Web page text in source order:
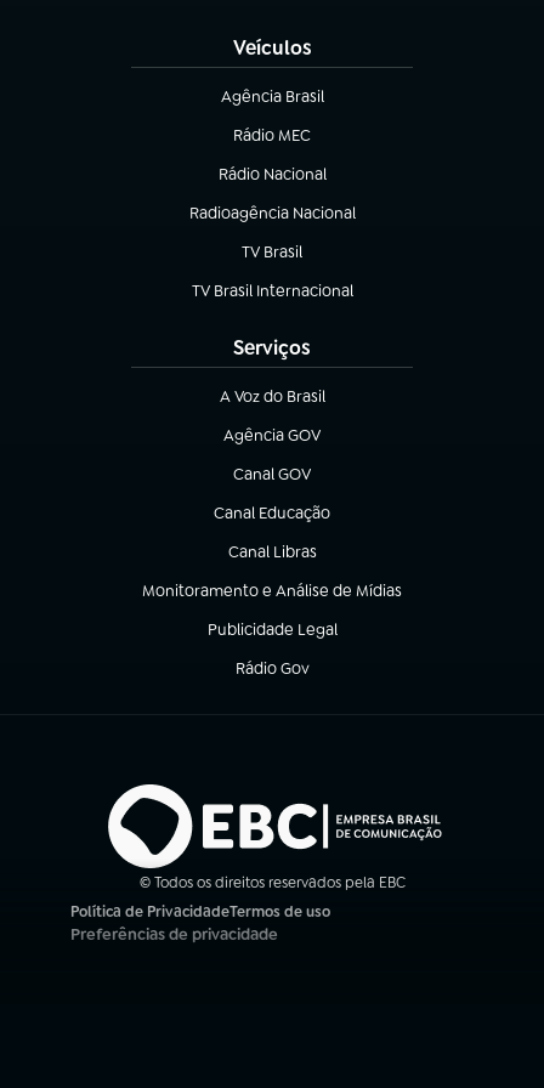
Veículos
Agência Brasil
(abre em nova aba)
Rádio MEC
Rádio Nacional
(abre em nova aba)
Radioagência Nacional
(abre em nova aba)
TV Brasil
(abre em nova aba)
TV Brasil Internacional
(abre em nova aba)
Serviços
A Voz do Brasil
(abre em nova aba)
Agência GOV
(abre em nova aba)
Canal GOV
(abre em nova aba)
Canal Educação
(abre em nova aba)
Canal Libras
(abre em nova aba)
Monitoramento e Análise de Mídias
(abre em nova aba)
Publicidade Legal
(abre em nova aba)
Rádio Gov
(abre em nova aba)
© Todos os direitos reservados pela EBC
Política de Privacidade
(abre em nova aba)
Termos de uso
(abre em nova aba)
Preferências de privacidade